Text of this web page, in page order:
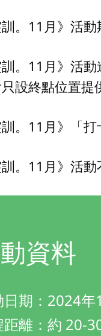
訓。11月》活
訓。11月》活
設終點位置提
訓。11月》「
訓。11月》活
資料
日期：2024
距離：約 20-